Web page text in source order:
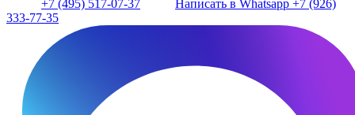
+7 (495) 517-07-37
Написать в Whatsapp +7 (926)
333-77-35